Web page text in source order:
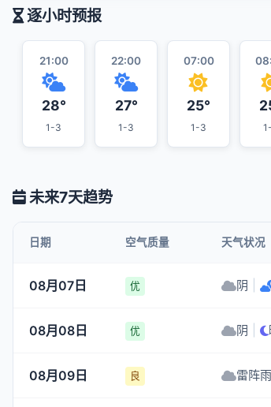
逐小时预报
21:00
28°
1-3
22:00
27°
1-3
07:00
25°
1-3
未来7天趋势
日期 空气质量 天气状况
08月07日 优 阴
08月08日 优 阴
08月09日 良 雷阵雨